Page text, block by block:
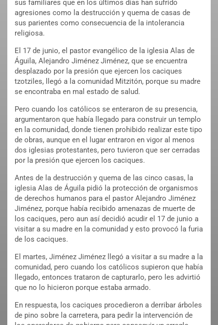
sus familiares que en los últimos días han sufrido
agresiones como la destrucción y quema de casas de
sus parientes como consecuencia de la intolerancia
religiosa.
El 17 de junio, el pastor evangélico de la iglesia Alas de
Águila, Alejandro Jiménez Jiménez, que se encuentra
desplazado por la presión que ejercen los caciques
tzotziles, llegó a la comunidad Mitzitón, porque su madre
se encontraba en mal estado de salud.
Pero cuando los católicos se enteraron de su presencia,
argumentaron que había llegado para construir un templo
en la comunidad, donde tienen prohibido realizar este tipo
de obras, aunque en el lugar entraron en vigor al menos
dos iglesias protestantes, pero tuvieron que ser cerradas
por la presión que ejercen los caciques.
Antes de la destrucción y quema de las cinco casas, la
iglesia Alas de Águila pidió la protección de organismos
de derechos humanos para el pastor Alejandro Jiménez
Jiménez, porque había recibido amenazas de muerte de
los caciques, pero aun así decidió acudir el 17 de junio a
visitar a su madre en la comunidad y esto provocó la furia
de los caciques.
El martes, Jiménez Jiménez llegó a visitar a su madre a la
comunidad, pero cuando los católicos supieron que había
llegado, entonces trataron de capturarlo, pero les advirtió
que no lo hicieron porque estaba armado.
En respuesta, los caciques procedieron a derribar árboles
de pino sobre la carretera, para pedir la intervención de